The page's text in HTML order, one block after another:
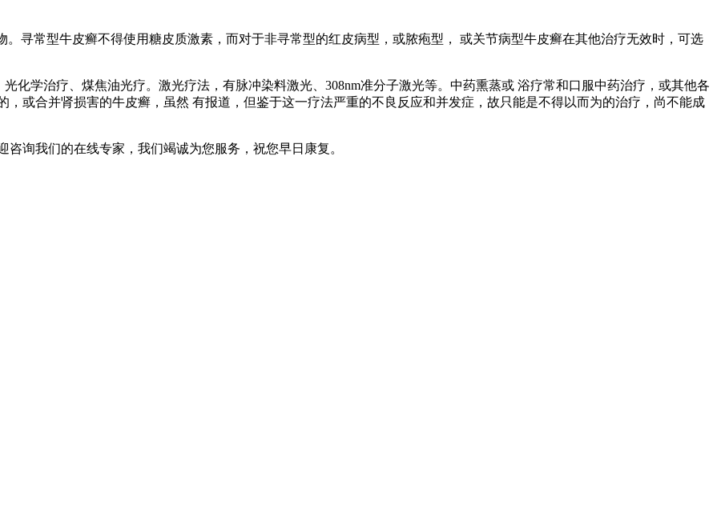
常型牛皮癣不得使用糖皮质激素，而对于非寻常型的红皮病型，或脓疱型， 或关节病型牛皮癣在其他治疗无效时，可选
学治疗、煤焦油光疗。激光疗法，有脉冲染料激光、308nm准分子激光等。中药熏蒸或 浴疗常和口服中药治疗，或其他各
或合并肾损害的牛皮癣，虽然 有报道，但鉴于这一疗法严重的不良反应和并发症，故只能是不得以而为的治疗，尚不能成
咨询我们的在线专家，我们竭诚为您服务，祝您早日康复。